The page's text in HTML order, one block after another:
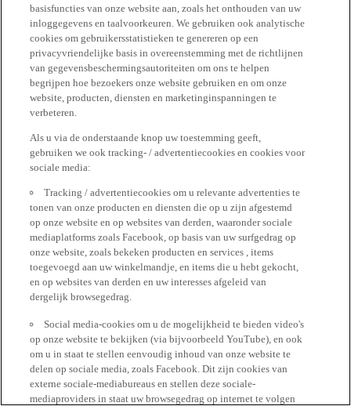
basisfuncties van onze website aan, zoals het onthouden van uw
inloggegevens en taalvoorkeuren. We gebruiken ook analytische
cookies om gebruikersstatistieken te genereren op een
privacyvriendelijke basis in overeenstemming met de richtlijnen
van gegevensbeschermingsautoriteiten om ons te helpen
begrijpen hoe bezoekers onze website gebruiken en om onze
website, producten, diensten en marketinginspanningen te
verbeteren.
Als u via de onderstaande knop uw toestemming geeft,
gebruiken we ook tracking- / advertentiecookies en cookies voor
sociale media:
Tracking / advertentiecookies om u relevante advertenties te
tonen van onze producten en diensten die op u zijn afgestemd
op onze website en op websites van derden, waaronder sociale
mediaplatforms zoals Facebook, op basis van uw surfgedrag op
onze website, zoals bekeken producten en services , items
toegevoegd aan uw winkelmandje, en items die u hebt gekocht,
en op websites van derden en uw interesses afgeleid van
dergelijk browsegedrag.
Social media-cookies om u de mogelijkheid te bieden video's
op onze website te bekijken (via bijvoorbeeld YouTube), en ook
om u in staat te stellen eenvoudig inhoud van onze website te
delen op sociale media, zoals Facebook. Dit zijn cookies van
externe sociale-mediabureaus en stellen deze sociale-
mediaproviders in staat uw browsegedrag op internet te volgen